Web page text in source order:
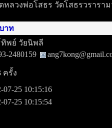
หลวงพ่อโสธร วัดโสธรวราราม
าท
พย์ วัยนิพลี
2480159
ครั้ง
07-25 10:15:16
07-25 10:15:54